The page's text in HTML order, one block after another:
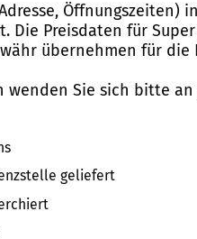
Die Preisdaten für
übernehmen für
wenden Sie sich bitte an
geliefert